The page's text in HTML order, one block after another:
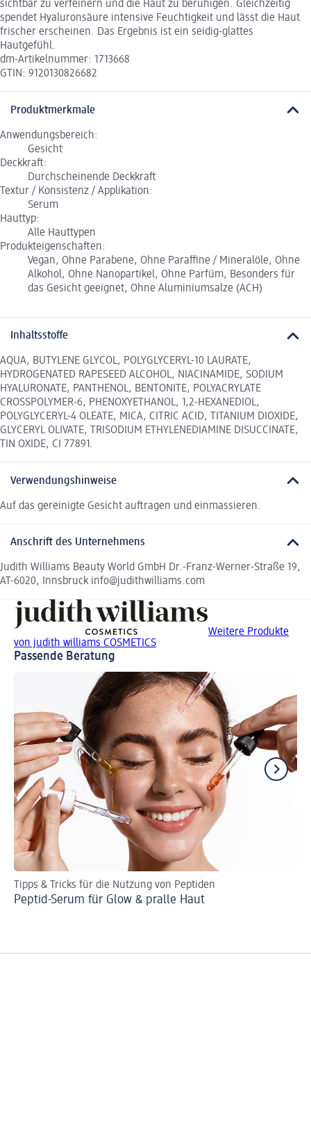
sichtbar zu verfeinern und die Haut zu beruhigen. Gleichzeitig
spendet Hyaluronsäure intensive Feuchtigkeit und lässt die Haut
frischer erscheinen. Das Ergebnis ist ein seidig-glattes
Hautgefühl.
dm-Artikelnummer: 1713668
GTIN: 9120130826682
Produktmerkmale
Anwendungsbereich:
Gesicht
Deckkraft:
Durchscheinende Deckkraft
Textur / Konsistenz / Applikation:
Serum
Hauttyp:
Alle Hauttypen
Produkteigenschaften:
Vegan, Ohne Parabene, Ohne Paraffine / Mineralöle, Ohne
Alkohol, Ohne Nanopartikel, Ohne Parfüm, Besonders für
das Gesicht geeignet, Ohne Aluminiumsalze (ACH)
Inhaltsstoffe
AQUA, BUTYLENE GLYCOL, POLYGLYCERYL-10 LAURATE,
HYDROGENATED RAPESEED ALCOHOL, NIACINAMIDE, SODIUM
HYALURONATE, PANTHENOL, BENTONITE, POLYACRYLATE
CROSSPOLYMER-6, PHENOXYETHANOL, 1,2-HEXANEDIOL,
POLYGLYCERYL-4 OLEATE, MICA, CITRIC ACID, TITANIUM DIOXIDE,
GLYCERYL OLIVATE, TRISODIUM ETHYLENEDIAMINE DISUCCINATE,
TIN OXIDE, CI 77891.
Verwendungshinweise
Auf das gereinigte Gesicht auftragen und einmassieren.
Anschrift des Unternehmens
Judith Williams Beauty World GmbH Dr.-Franz-Werner-Straße 19,
AT-6020, Innsbruck info@judithwilliams.com
Weitere Produkte
von judith williams COSMETICS
Passende Beratung
Tipps & Tricks für die Nutzung von Peptiden
Peptid-Serum für Glow & pralle Haut